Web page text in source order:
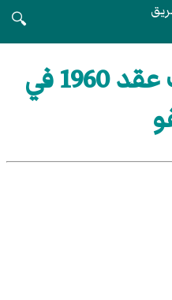
🔍
فهرس:تأسيسات عقد 1960 في